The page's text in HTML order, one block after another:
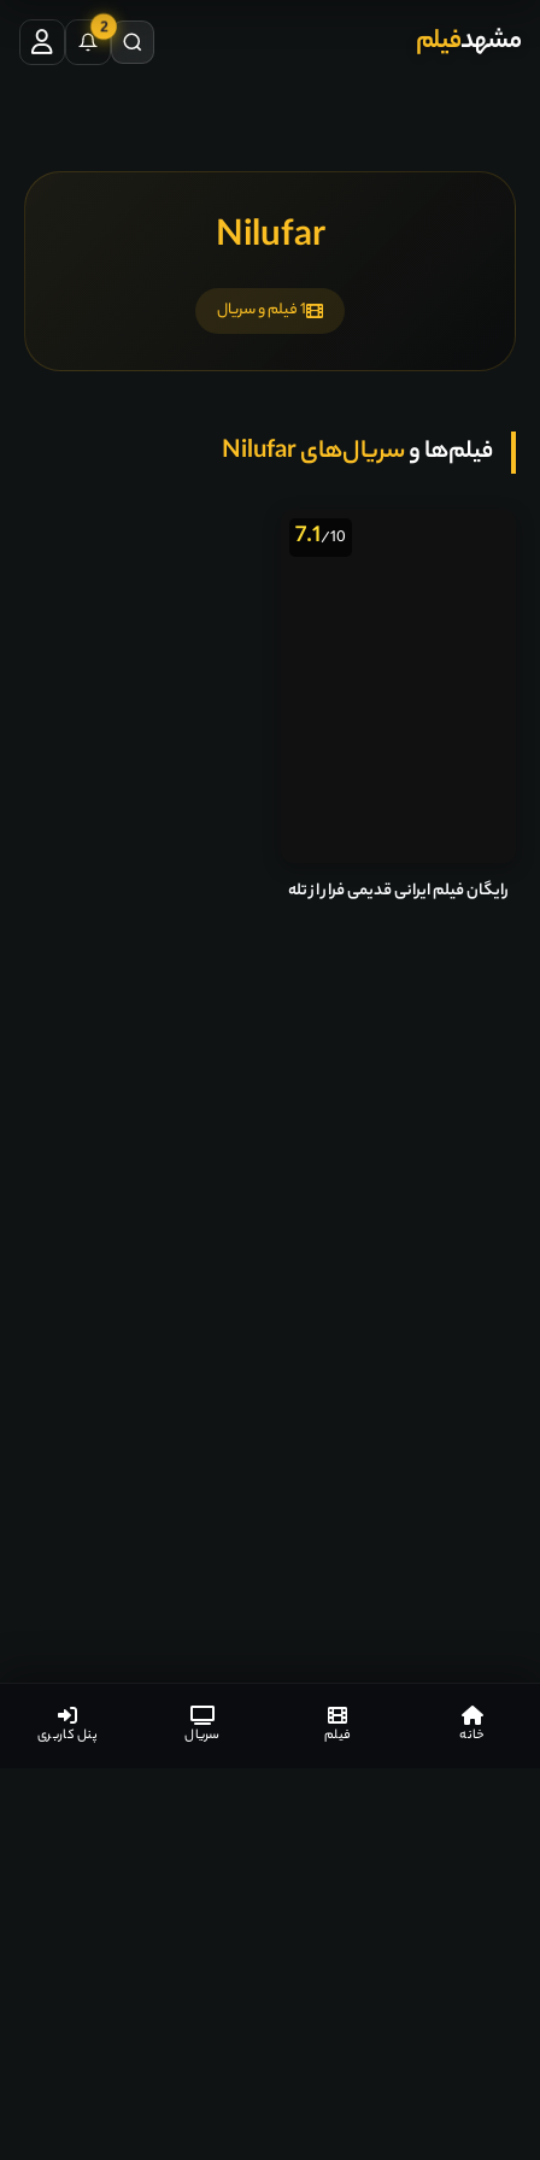
مشهدفیلم 2
Nilufar
1 فیلم و سریال
فیلم‌ها وسریال‌های Nilufar
7.1/10
رایگان فیلم ایرانی قدیمی فرار از تله
خانه فیلم سریال پنل کاربری